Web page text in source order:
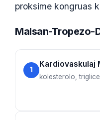
proksime kongruas
Malsan-Tropezo-
1
Kardiovaskulaj
kolesterolo,